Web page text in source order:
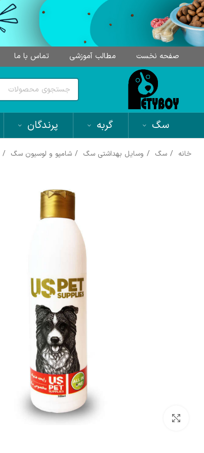
صفحه نخست مطالب آموزشی تماس با ما
سگ گربه پرندگان
خانه سگ وسایل بهداشتی سگ شامپو و لوسیون سگ